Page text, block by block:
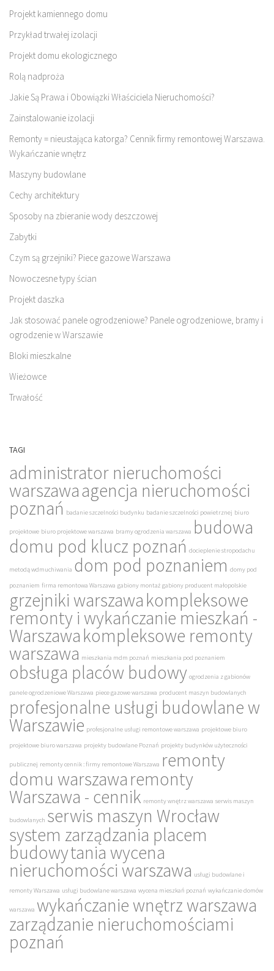
Projekt kamiennego domu
Przykład trwałej izolacji
Projekt domu ekologicznego
Rolą nadproża
Jakie Są Prawa i Obowiązki Właściciela Nieruchomości?
Zainstalowanie izolacji
Remonty = nieustająca katorga? Cennik firmy remontowej Warszawa.
Wykańczanie wnętrz
Maszyny budowlane
Cechy architektury
Sposoby na zbieranie wody deszczowej
Zabytki
Czym są grzejniki? Piece gazowe Warszawa
Nowoczesne typy ścian
Projekt daszka
Jak stosować panele ogrodzeniowe? Panele ogrodzeniowe, bramy i
ogrodzenie w Warszawie
Bloki mieszkalne
Wieżowce
Trwałość
TAGI
administrator nieruchomości
warszawaagencja nieruchomości
poznań badanie szczelności budynku badanie szczelności powietrznej biuro
projektowe biuro projektowe warszawa bramy ogrodzenia warszawa budowa
domu pod klucz poznań docieplenie stropodachu
metodą wdmuchiwania dom pod poznaniem domy pod
poznaniem firma remontowa Warszawa gabiony montaż gabiony producent małopolskie
grzejniki warszawakompleksowe
remonty i wykańczanie mieszkań -
Warszawakompleksowe remonty
warszawa mieszkania mdm poznań mieszkania pod poznaniem
obsługa placów budowy ogrodzenia z gabionów
panele ogrodzeniowe Warszawa piece gazowe warszawa producent maszyn budowlanych
profesjonalne usługi budowlane w
Warszawie profesjonalne usługi remontowe warszawa projektowe biuro
projektowe biuro warszawa projekty budowlane Poznań projekty budynków użyteczności
publicznej remonty cennik : firmy remontowe Warszawa remonty
domu warszawaremonty
Warszawa - cennik remonty wnętrz warszawa serwis maszyn
budowlanych serwis maszyn Wrocław
system zarządzania placem
budowytania wycena
nieruchomości warszawa usługi budowlane i
remonty Warszawa usługi budowlane warszawa wycena mieszkań poznań wykańczanie domów
warszawa wykańczanie wnętrz warszawa
zarządzanie nieruchomościami
poznań